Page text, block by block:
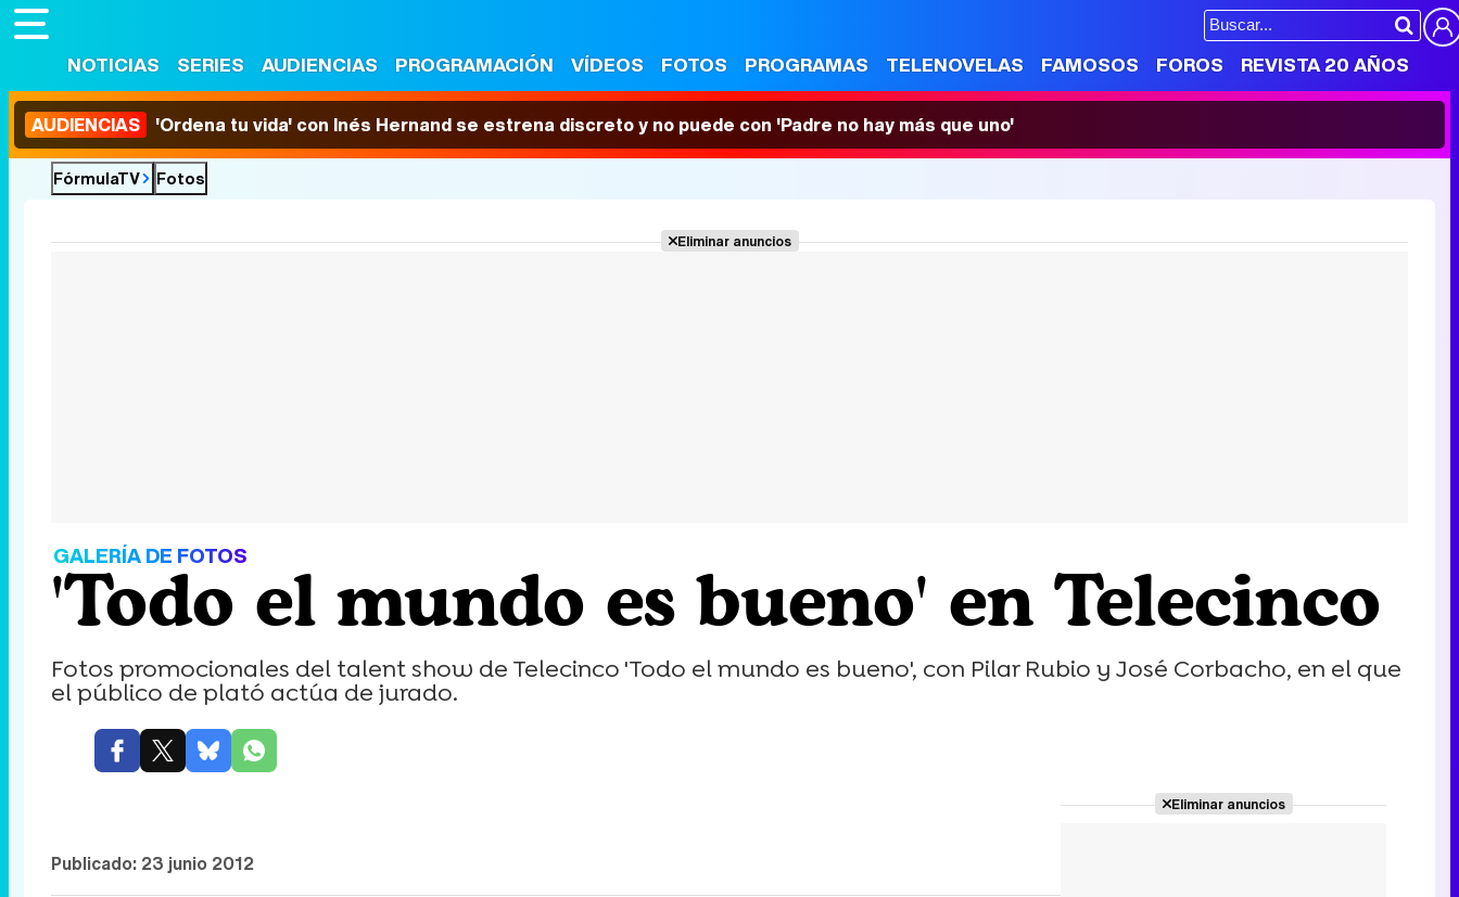
NOTICIAS SERIES AUDIENCIAS PROGRAMACIÓN VÍDEOS FOTOS PROGRAMAS TELENOVELAS FAMOSOS FOROS REVISTA 20 AÑOS
AUDIENCIAS 'Ordena tu vida' con Inés Hernand se estrena discreto y no puede con 'Padre no hay más que uno'
FórmulaTV Fotos
Eliminar anuncios
GALERÍA DE FOTOS
'Todo el mundo es bueno' en Telecinco
Fotos promocionales del talent show de Telecinco 'Todo el mundo es bueno', con Pilar Rubio y José Corbacho, en el que
el público de plató actúa de jurado.
Publicado: 23 junio 2012
Eliminar anuncios